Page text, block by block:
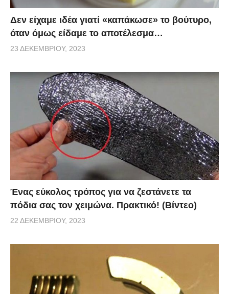
Δεν είχαμε ιδέα γιατί «καπάκωσε» το βούτυρο,
όταν όμως είδαμε το αποτέλεσμα…
23 ΔΕΚΕΜΒΡΊΟΥ, 2023
Ένας εύκολος τρόπος για να ζεστάνετε τα
πόδια σας τον χειμώνα. Πρακτικό! (Βίντεο)
22 ΔΕΚΕΜΒΡΊΟΥ, 2023